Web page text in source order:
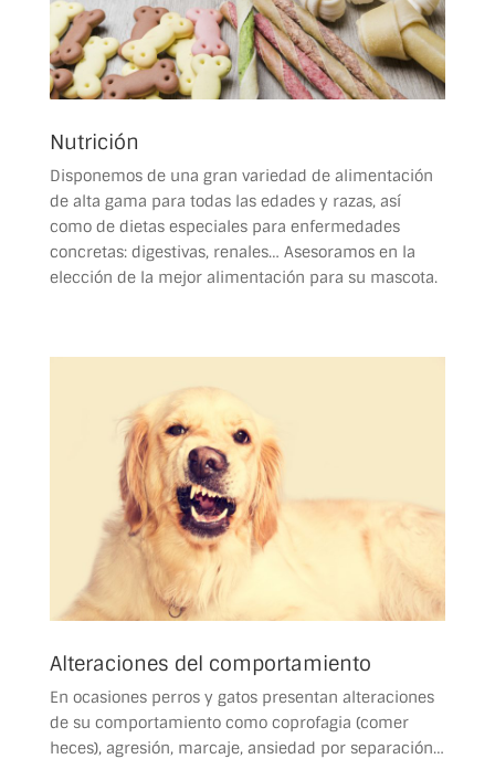
Nutrición
Disponemos de una gran variedad de alimentación
de alta gama para todas las edades y razas, así
como de dietas especiales para enfermedades
concretas: digestivas, renales… Asesoramos en la
elección de la mejor alimentación para su mascota.
Alteraciones del comportamiento
En ocasiones perros y gatos presentan alteraciones
de su comportamiento como coprofagia (comer
heces), agresión, marcaje, ansiedad por separación…